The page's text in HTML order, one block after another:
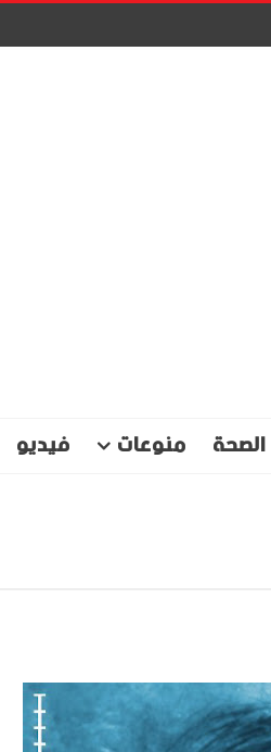
الصحة منوعات فيديو